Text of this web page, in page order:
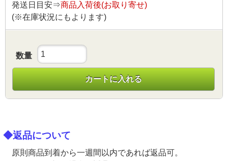
発送日目安⇒商品入荷後(お取り寄せ)
(※在庫状況にもよります)
数量
カートに入れる
◆返品について
原則商品到着から一週間以内であれば返品可。